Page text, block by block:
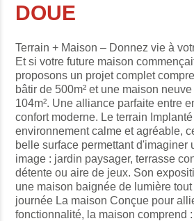
DOUE
Terrain + Maison – Donnez vie à
Et si votre future maison
proposons un projet complet
bâtir de 500m² et une maison
104m². Une alliance parfaite entre
confort moderne. Le terrain
environnement calme et agréable,
belle surface permettant d'imaginer
image : jardin paysager, terrasse
détente ou aire de jeux. Son
une maison baignée de lumière
journée La maison Conçue pour
fonctionnalité, la maison comprend